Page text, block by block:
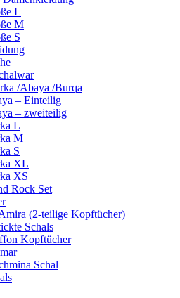
L
M
S
/Abaya /Burqa
– Einteilig
– zweiteilig
L
M
S
XL
XS
Rock Set
(2-teilige Kopftücher)
Schals
Kopftücher
Schal